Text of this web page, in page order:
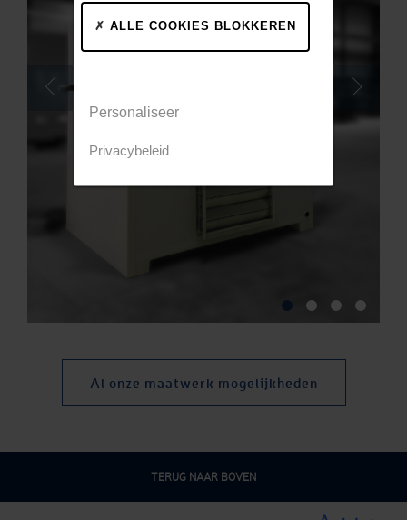
Al onze maatwerk mogelijkheden
TERUG NAAR BOVEN
ALLE COOKIES BLOKKEREN
Personaliseer
Privacybeleid